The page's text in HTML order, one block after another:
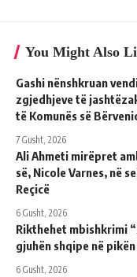
You Might Also
Gashi nënshkruan
zgjedhjeve të
të Komunës së
7 Gusht, 2026
Ali Ahmeti mirëpret
së, Nicole Varnes, në
Reçicë
6 Gusht, 2026
Rikthehet mbishkrimi
gjuhën shqipe në
6 Gusht, 2026